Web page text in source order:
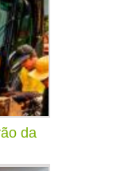
da